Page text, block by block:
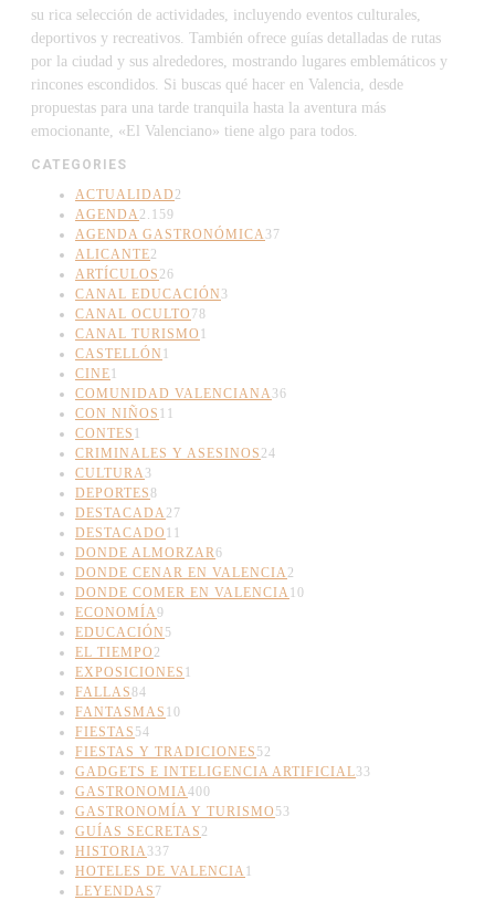
su rica selección de actividades, incluyendo eventos culturales,
deportivos y recreativos. También ofrece guías detalladas de rutas
por la ciudad y sus alrededores, mostrando lugares emblemáticos y
rincones escondidos. Si buscas qué hacer en Valencia, desde
propuestas para una tarde tranquila hasta la aventura más
emocionante, «El Valenciano» tiene algo para todos.
CATEGORIES
ACTUALIDAD 2
AGENDA2.159
AGENDA GASTRONÓMICA37
ALICANTE2
ARTÍCULOS 26
CANAL EDUCACIÓN 3
CANAL OCULTO 78
CANAL TURISMO 1
CASTELLÓN 1
CINE1
COMUNIDAD VALENCIANA36
CON NIÑOS 11
CONTES 1
CRIMINALES Y ASESINOS 24
CULTURA3
DEPORTES8
DESTACADA27
DESTACADO 11
DONDE ALMORZAR6
DONDE CENAR EN VALENCIA2
DONDE COMER EN VALENCIA10
ECONOMÍA9
EDUCACIÓN 5
EL TIEMPO 2
EXPOSICIONES 1
FALLAS84
FANTASMAS 10
FIESTAS 54
FIESTAS Y TRADICIONES 52
GADGETS E INTELIGENCIA ARTIFICIAL33
GASTRONOMIA400
GASTRONOMÍA Y TURISMO 53
GUÍAS SECRETAS 2
HISTORIA337
HOTELES DE VALENCIA1
LEYENDAS 7